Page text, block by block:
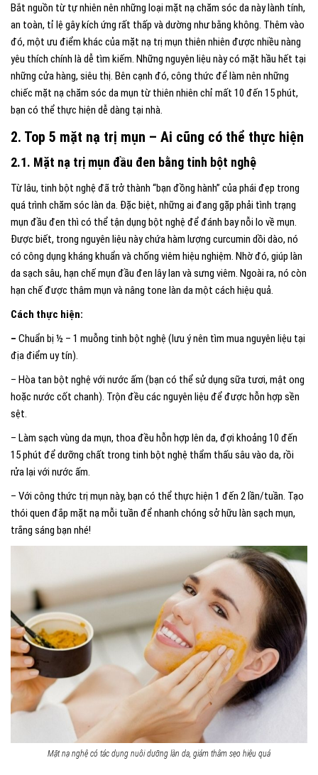
Bắt nguồn từ tự nhiên nên những loại mặt nạ chăm sóc da này lành tính,
an toàn, tỉ lệ gây kích ứng rất thấp và dường như bằng không. Thêm vào
đó, một ưu điểm khác của mặt nạ trị mụn thiên nhiên được nhiều nàng
yêu thích chính là dễ tìm kiếm. Những nguyên liệu này có mặt hầu hết tại
những cửa hàng, siêu thị. Bên cạnh đó, công thức để làm nên những
chiếc mặt nạ chăm sóc da mụn từ thiên nhiên chỉ mất 10 đến 15 phút,
bạn có thể thực hiện dễ dàng tại nhà.
2. Top 5 mặt nạ trị mụn – Ai cũng có thể thực hiện
2.1. Mặt nạ trị mụn đầu đen bằng tinh bột nghệ
Từ lâu, tinh bột nghệ đã trở thành “bạn đồng hành” của phái đẹp trong
quá trình chăm sóc làn da. Đặc biệt, những ai đang gặp phải tình trạng
mụn đầu đen thì có thể tận dụng bột nghệ để đánh bay nỗi lo về mụn.
Được biết, trong nguyên liệu này chứa hàm lượng curcumin dồi dào, nó
có công dụng kháng khuẩn và chống viêm hiệu nghiệm. Nhờ đó, giúp làn
da sạch sâu, hạn chế mụn đầu đen lây lan và sưng viêm. Ngoài ra, nó còn
hạn chế được thâm mụn và nâng tone làn da một cách hiệu quả.
Cách thực hiện:
– Chuẩn bị ½ – 1 muỗng tinh bột nghệ (lưu ý nên tìm mua nguyên liệu tại
địa điểm uy tín).
– Hòa tan bột nghệ với nước ấm (bạn có thể sử dụng sữa tươi, mật ong
hoặc nước cốt chanh). Trộn đều các nguyên liệu để được hỗn hợp sền
sệt.
– Làm sạch vùng da mụn, thoa đều hỗn hợp lên da, đợi khoảng 10 đến
15 phút để dưỡng chất trong tinh bột nghệ thẩm thấu sâu vào da, rồi
rửa lại với nước ấm.
– Với công thức trị mụn này, bạn có thể thực hiện 1 đến 2 lần/tuần. Tạo
thói quen đắp mặt nạ mỗi tuần để nhanh chóng sở hữu làn sạch mụn,
trắng sáng bạn nhé!
Mặt nạ nghệ có tác dụng nuôi dưỡng làn da, giảm thâm sẹo hiệu quả